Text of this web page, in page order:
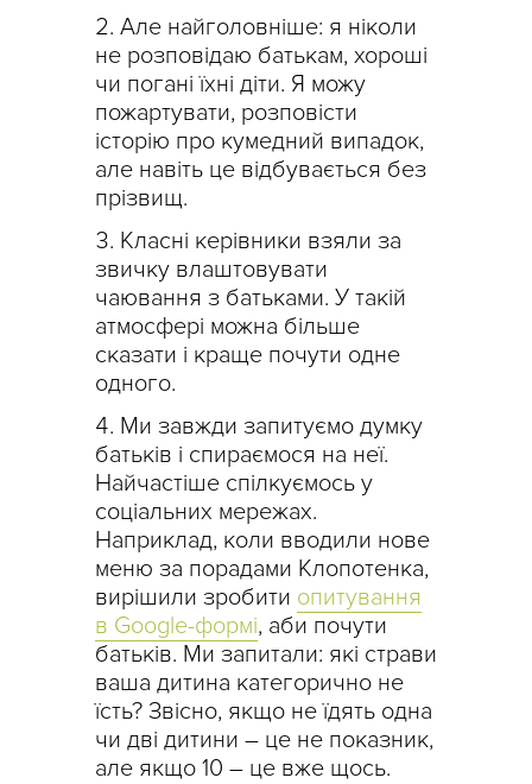
Але найголовніше: я ніколи
не розповідаю батькам, хороші
чи погані їхні діти. Я можу
пожартувати, розповісти
історію про кумедний випадок,
але навіть це відбувається без
прізвищ.
Класні керівники взяли за
звичку влаштовувати
чаювання з батьками. У такій
атмосфері можна більше
сказати і краще почути одне
одного.
Ми завжди запитуємо думку
батьків і спираємося на неї.
Найчастіше спілкуємось у
соціальних мережах.
Наприклад, коли вводили нове
меню за порадами Клопотенка,
вирішили зробити опитування
в Google-формі, аби почути
батьків. Ми запитали: які страви
ваша дитина категорично не
їсть? Звісно, якщо не їдять одна
чи дві дитини – це не показник,
але якщо 10 – це вже щось.